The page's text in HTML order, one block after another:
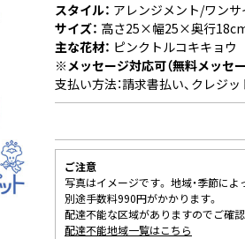
スタイル： アレンジメント/ワンサ
サイズ： 高さ25×幅25×奥行
主な花材： ピンクトルコキキョウ
※メッセージ対応可（無料メッセ
支払い方法：請求書払い、クレジ
ご注意
写真はイメージです。 地域・季節によ
別途手数料990円がかかります。
配達不能な区域がありますのでご確認
配達不能地域一覧はこちら